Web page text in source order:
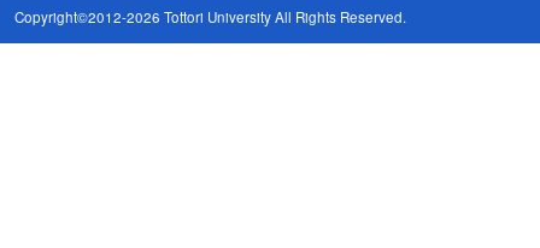
Copyright©2012-2026 Tottori University All Rights Reserved.